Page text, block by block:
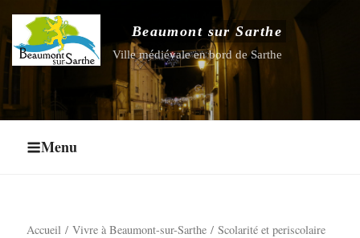
Aller
contenu
principal
Beaumont sur Sarthe
Ville médiévale en bord de Sarthe
Menu
Ouvrir le sous-menu
Ouvrir le sous-menu
Ouvrir le sous-menu
Accueil Vivre à Beaumont-sur-Sarthe
Scolarité et periscolaire